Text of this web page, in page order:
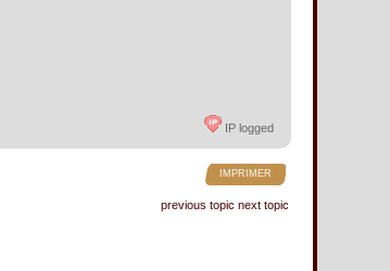
IP logged
IMPRIMER
previous topic next topic